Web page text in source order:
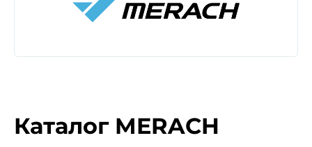
Каталог MERACH